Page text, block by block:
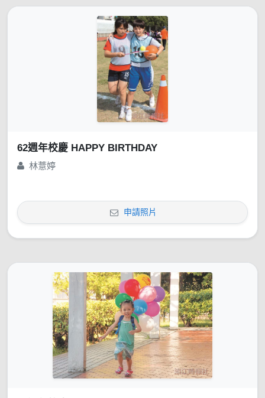
62週年校慶 HAPPY BIRTHDAY
林薏婷
申請照片